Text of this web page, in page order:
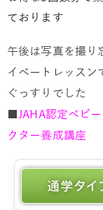
ております
午後は写真を撮り
イベートレッスン
ぐっすりでした
■JAHA認定ベビ
クター養成講